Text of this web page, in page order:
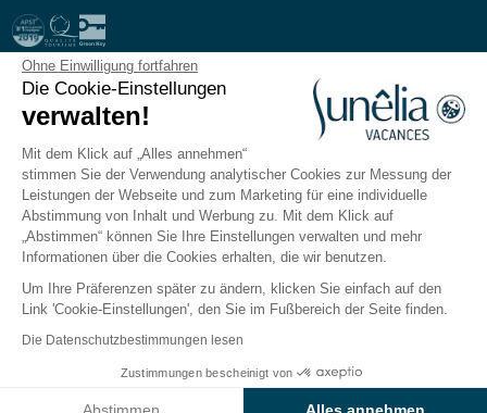
Ohne Einwilligung fortfahren
Die Cookie-Einstellungen
verwalten!
Mit dem Klick auf „Alles annehmen“
stimmen Sie der Verwendung analytischer Cookies zur Messung der
Leistungen der Webseite und zum Marketing für eine individuelle
Abstimmung von Inhalt und Werbung zu. Mit dem Klick auf
„Abstimmen“ können Sie Ihre Einstellungen verwalten und mehr
Informationen über die Cookies erhalten, die wir benutzen.
Um Ihre Präferenzen später zu ändern, klicken Sie einfach auf den
Link 'Cookie-Einstellungen', den Sie im Fußbereich der Seite finden.
Die Datenschutzbestimmungen lesen
Zustimmungen bescheinigt von
Sichere Bezahlung
Häufig gestellte Fragen
Allgemeine Verkaufsbedingungen
Datenschutzrichtlinie
Rechtliche Hinweise
Seitenverzeichnis
Cookie-Einstellungen verwalten
Die Sunêlia-App